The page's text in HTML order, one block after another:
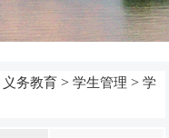
义务教育 >学生管理 >学